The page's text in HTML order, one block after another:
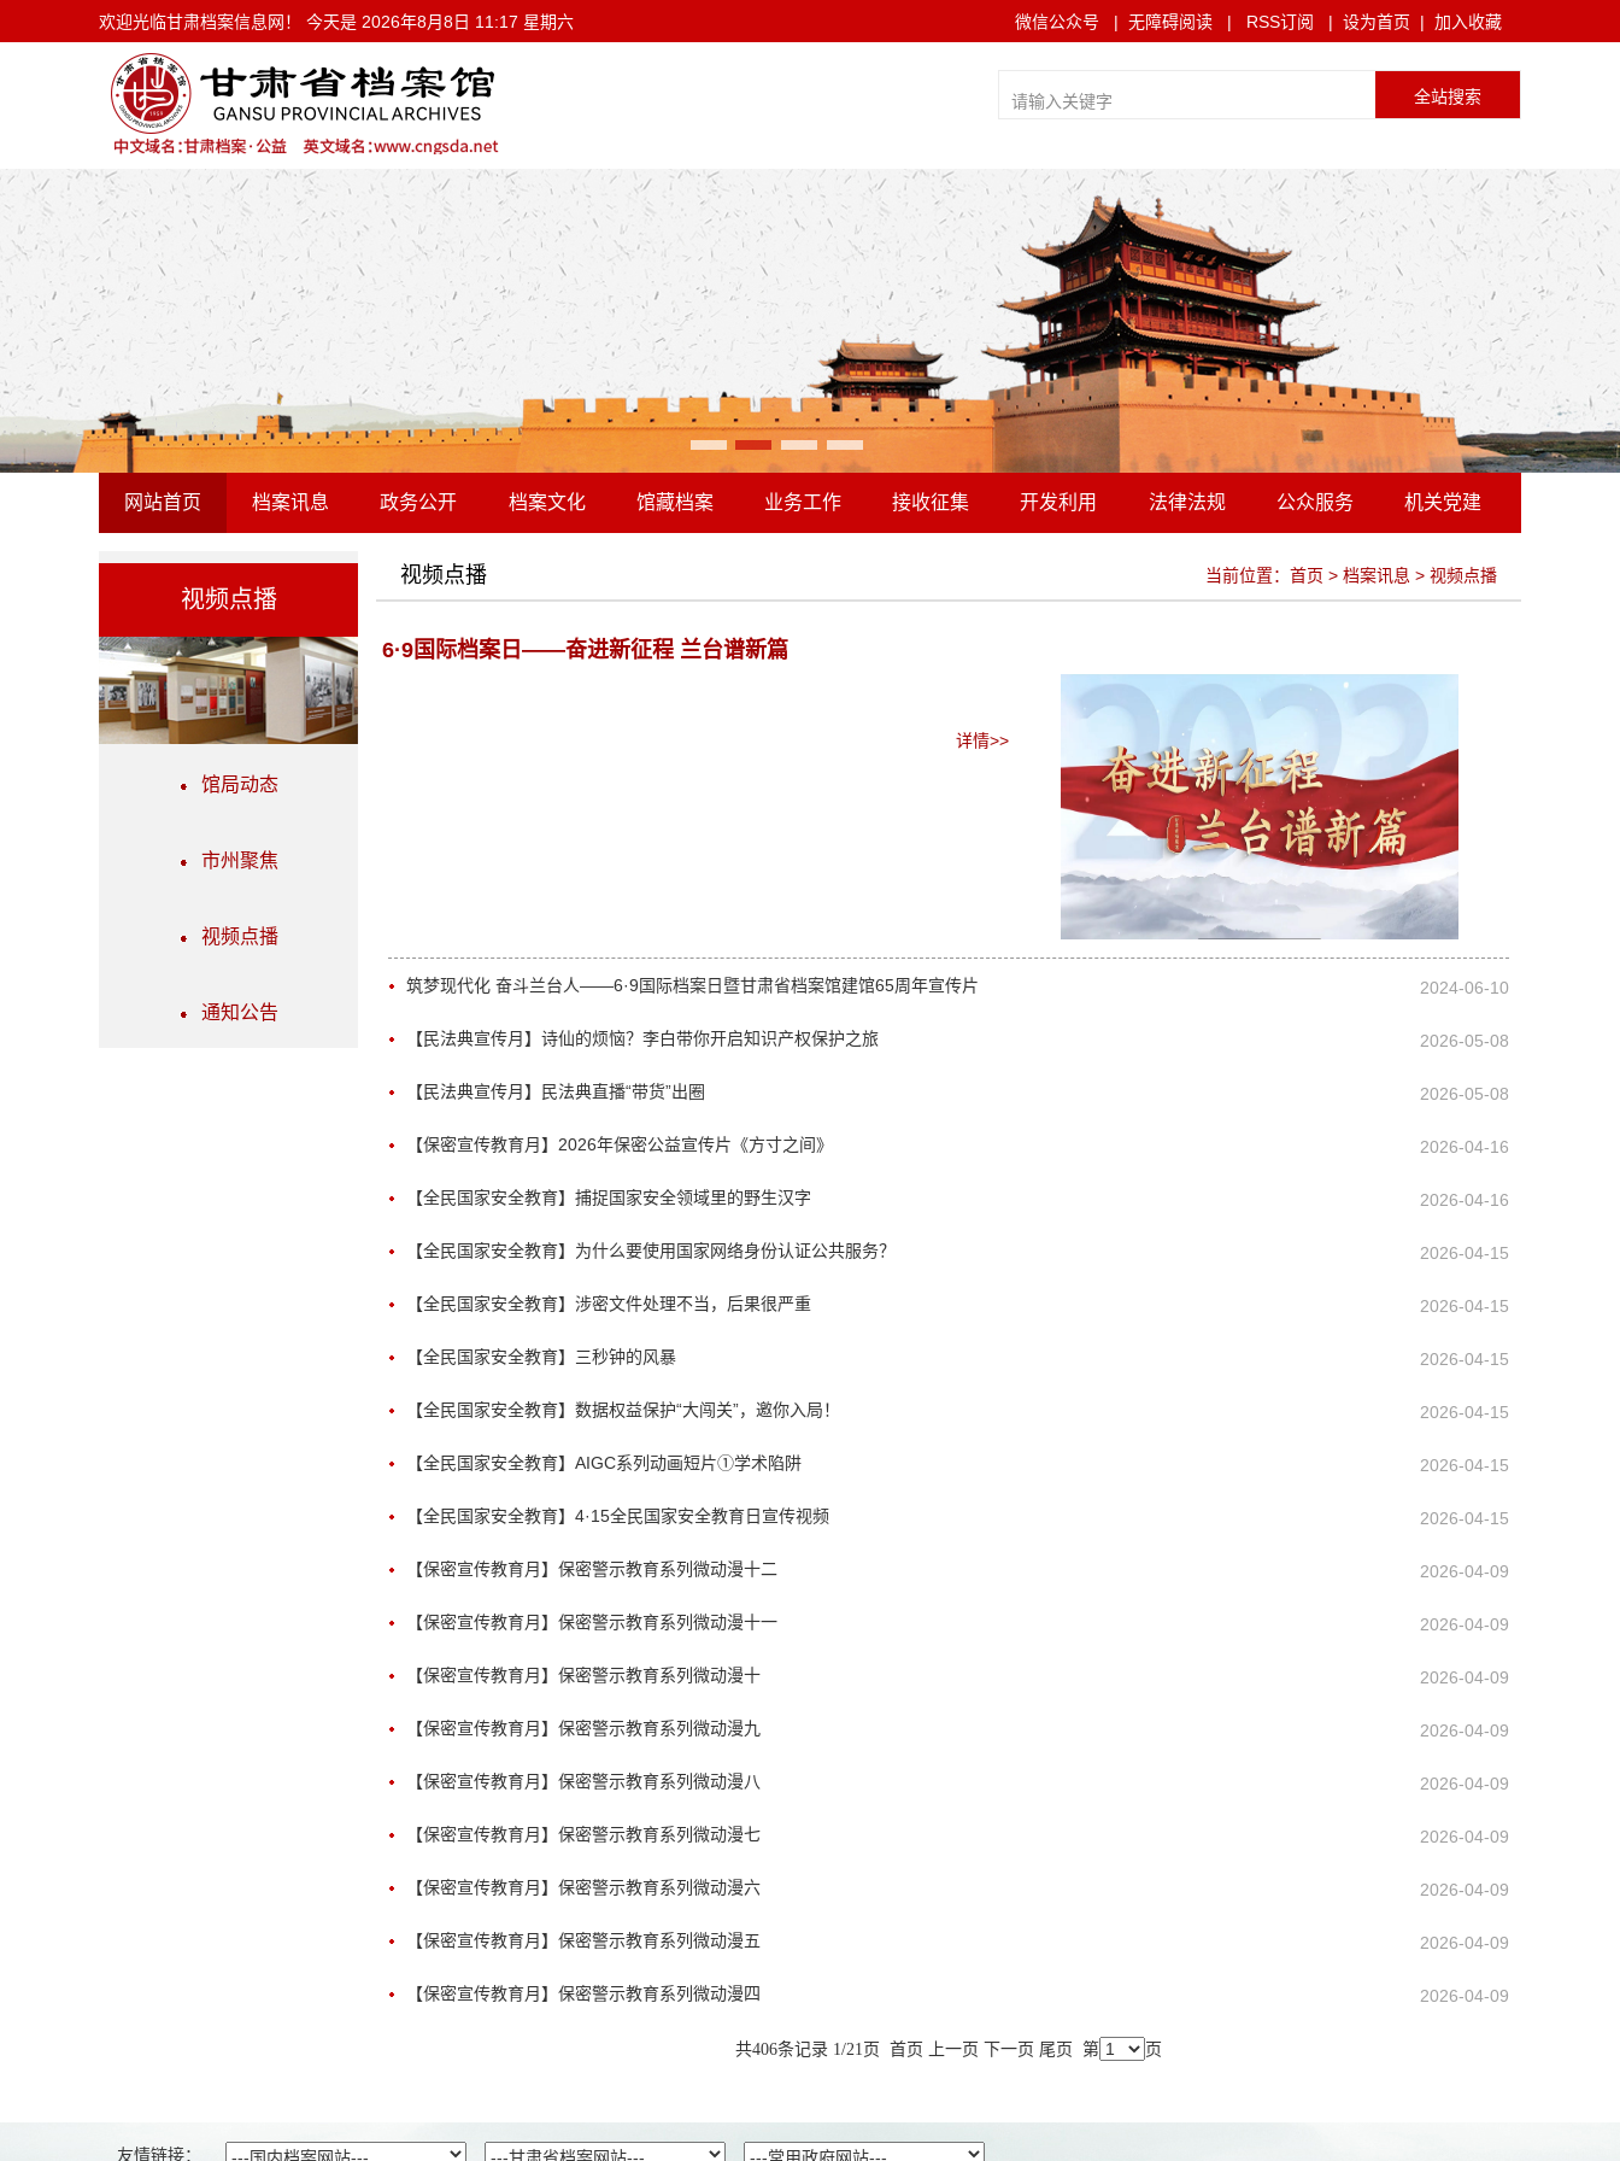
欢迎光临甘肃档案信息网！ 今天是 2026年8月8日 11:17 星期六 微信公众号 | 无障碍阅读 | RSS订阅 | 设为首页 | 加入收藏
网站首页 档案讯息 政务公开 档案文化 馆藏档案 业务工作 接收征集 开发利用 法律法规 公众服务 机关党建
视频点播
馆局动态
市州聚焦
视频点播
通知公告
视频点播 当前位置： 首页 > 档案讯息 > 视频点播
6·9国际档案日——奋进新征程 兰台谱新篇
详情>>
筑梦现代化 奋斗兰台人——6·9国际档案日暨甘肃省档案馆建馆65周年宣传片 2024-06-10
【民法典宣传月】诗仙的烦恼？李白带你开启知识产权保护之旅 2026-05-08
【民法典宣传月】民法典直播“带货”出圈 2026-05-08
【保密宣传教育月】2026年保密公益宣传片《方寸之间》 2026-04-16
【全民国家安全教育】捕捉国家安全领域里的野生汉字 2026-04-16
【全民国家安全教育】为什么要使用国家网络身份认证公共服务？ 2026-04-15
【全民国家安全教育】涉密文件处理不当，后果很严重 2026-04-15
【全民国家安全教育】三秒钟的风暴 2026-04-15
【全民国家安全教育】数据权益保护“大闯关”，邀你入局！ 2026-04-15
【全民国家安全教育】AIGC系列动画短片①学术陷阱 2026-04-15
【全民国家安全教育】4·15全民国家安全教育日宣传视频 2026-04-15
【保密宣传教育月】保密警示教育系列微动漫十二 2026-04-09
【保密宣传教育月】保密警示教育系列微动漫十一 2026-04-09
【保密宣传教育月】保密警示教育系列微动漫十 2026-04-09
【保密宣传教育月】保密警示教育系列微动漫九 2026-04-09
【保密宣传教育月】保密警示教育系列微动漫八 2026-04-09
【保密宣传教育月】保密警示教育系列微动漫七 2026-04-09
【保密宣传教育月】保密警示教育系列微动漫六 2026-04-09
【保密宣传教育月】保密警示教育系列微动漫五 2026-04-09
【保密宣传教育月】保密警示教育系列微动漫四 2026-04-09
共406条记录 1/21页 首页 上一页 下一页 尾页 第 页
友情链接：